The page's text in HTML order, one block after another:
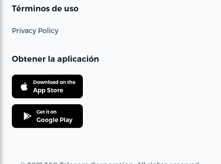
Términos de uso
Privacy Policy
Obtener la aplicación
Download on the
App Store
Get it on
Google Play